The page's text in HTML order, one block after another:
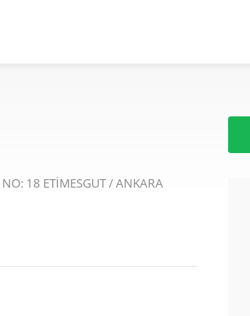
18 ETİMESGUT / ANKARA